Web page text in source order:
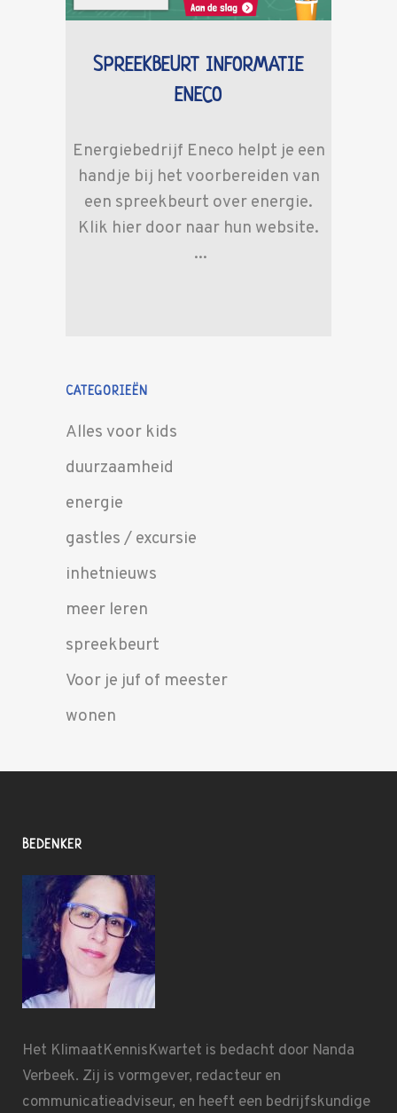
SPREEKBEURT INFORMATIE
ENECO
Energiebedrijf Eneco helpt je een
handje bij het voorbereiden van
een spreekbeurt over energie.
Klik hier door naar hun website.
...
CATEGORIEËN
Alles voor kids
duurzaamheid
energie
gastles / excursie
inhetnieuws
meer leren
spreekbeurt
Voor je juf of meester
wonen
BEDENKER
Het KlimaatKennisKwartet is bedacht door Nanda
Verbeek. Zij is vormgever, redacteur en
communicatieadviseur, en heeft een bedrijfskundige